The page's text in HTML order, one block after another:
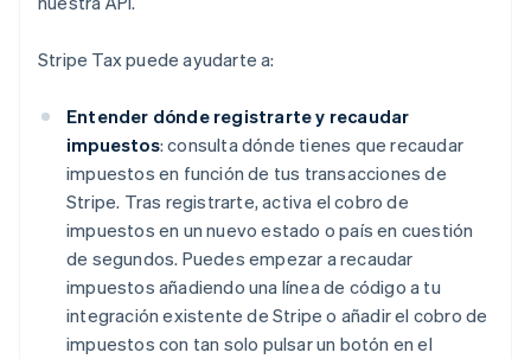
Stripe Tax puede ayudarte a:
Entender dónde registrarte y recaudar
impuestos: consulta dónde tienes que recaudar
impuestos en función de tus transacciones de
Stripe. Tras registrarte, activa el cobro de
impuestos en un nuevo estado o país en cuestión
de segundos. Puedes empezar a recaudar
impuestos añadiendo una línea de código a tu
integración existente de Stripe o añadir el cobro de
impuestos con tan solo pulsar un botón en el